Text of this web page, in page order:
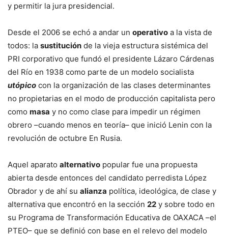
y permitir la jura presidencial.
Desde el 2006 se echó a andar un operativo a la vista de
todos: la sustitución de la vieja estructura sistémica del
PRI corporativo que fundó el presidente Lázaro Cárdenas
del Río en 1938 como parte de un modelo socialista
utópico con la organización de las clases determinantes
no propietarias en el modo de producción capitalista pero
como masa y no como clase para impedir un régimen
obrero –cuando menos en teoría– que inició Lenin con la
revolución de octubre En Rusia.
Aquel aparato alternativo popular fue una propuesta
abierta desde entonces del candidato perredista López
Obrador y de ahí su alianza política, ideológica, de clase y
alternativa que encontró en la sección 22 y sobre todo en
su Programa de Transformación Educativa de OAXACA –el
PTEO– que se definió con base en el relevo del modelo